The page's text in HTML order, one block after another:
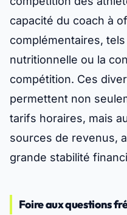
capacité du coach à
complémentaires,
nutritionnelle ou la
compétition. Ces
permettent non
tarifs horaires, mais
sources de revenus,
grande stabilité
Foire aux questions